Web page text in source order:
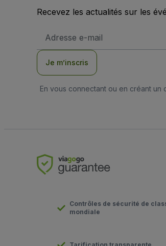
Recevez les actualités sur les
e-
Je m’inscris
En vous connectant ou en créant
Contrôles de sécurité de
mondiale